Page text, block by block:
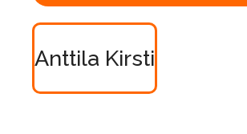
Anttila Kirsti